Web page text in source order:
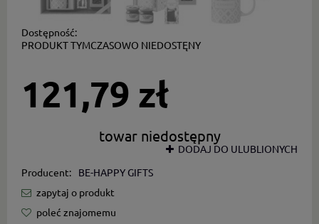
Dostępność:
PRODUKT TYMCZASOWO NIEDOSTĘNY
121,79 zł
towar niedostępny
DODAJ DO ULUBLIONYCH
Producent:
BE-HAPPY GIFTS
zapytaj o produkt
poleć znajomemu